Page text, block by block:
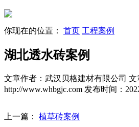
你现在的位置： 首页 工程案例
湖北透水砖案例
文章作者：武汉贝格建材有限公司 文
http://www.whbgjc.com 发布时间：
上一篇： 植草砖案例